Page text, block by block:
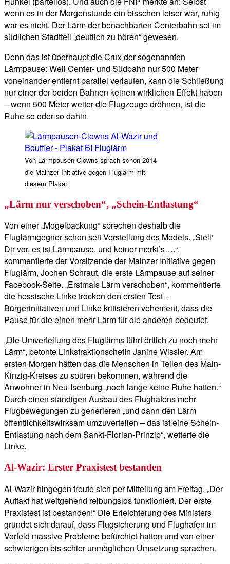
wenn es in der Morgenstunde ein bisschen leiser war, ruhig
war es nicht. Der Lärm der benachbarten Centerbahn sei im
südlichen Stadtteil „deutlich zu hören“ gewesen.
Denn das ist überhaupt die Crux der sogenannten
Lärmpause: Weil Center- und Südbahn nur 500 Meter
voneinander entfernt parallel verlaufen, kann die Schließung
nur einer der beiden Bahnen keinen wirklichen Effekt haben
– wenn 500 Meter weiter die Flugzeuge dröhnen, ist die
Ruhe so oder so dahin.
Von Lärmpausen-Clowns sprach schon 2014
die Mainzer Initiative gegen Fluglärm mit
diesem Plakat
„Lärm nur verschoben“, „Schein-Entlastung“
Von einer „Mogelpackung“ sprechen deshalb die
Fluglärmgegner schon seit Vorstellung des Models. „Stell‘
Dir vor, es ist Lärmpause, und keiner merkt’s….“,
kommentierte der Vorsitzende der Mainzer Initiative gegen
Fluglärm, Jochen Schraut, die erste Lärmpause auf seiner
Facebook-Seite. „Erstmals Lärm verschoben“, kommentierte
die hessische Linke trocken den ersten Test –
Bürgerinitiativen und Linke kritisieren vehement, dass die
Pause für die einen mehr Lärm für die anderen bedeutet.
„Die Umverteilung des Fluglärms führt örtlich zu noch mehr
Lärm“, betonte Linksfraktionschefin Janine Wissler. Am
ersten Morgen hätten das die Menschen in Teilen des Main-
Kinzig-Kreises zu spüren bekommen, während die
Anwohner in Neu-Isenburg „noch lange keine Ruhe hatten.“
Durch einen ständigen Ausbau des Flughafens mehr
Flugbewegungen zu generieren „und dann den Lärm
öffentlichkeitswirksam umzuverteilen – das ist eine Schein-
Entlastung nach dem Sankt-Florian-Prinzip“, wetterte die
Linke.
Al-Wazir: Erster Praxistest bestanden
Al-Wazir hingegen freute sich per Mitteilung am Freitag. „Der
Auftakt hat weitgehend reibungslos funktioniert. Der erste
Praxistest ist bestanden!“ Die Erleichterung des Ministers
gründet sich darauf, dass Flugsicherung und Flughafen im
Vorfeld massive Probleme befürchtet hatten und von einer
schwierigen bis schier unmöglichen Umsetzung sprachen.